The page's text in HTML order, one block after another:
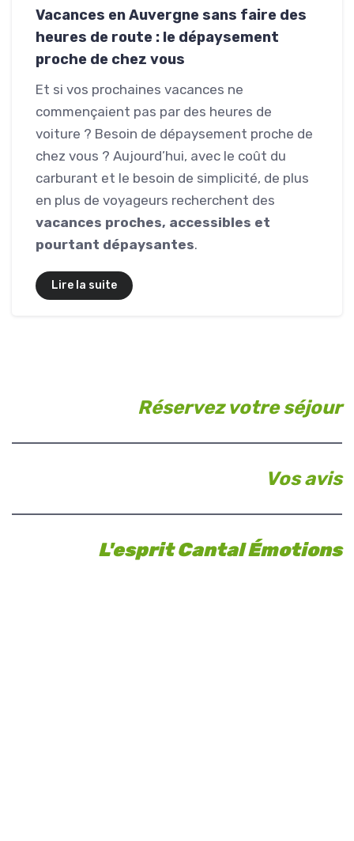
Vacances en Auvergne sans faire des
heures de route : le dépaysement
proche de chez vous
Et si vos prochaines vacances ne
commençaient pas par des heures de
voiture ? Besoin de dépaysement proche de
chez vous ? Aujourd’hui, avec le coût du
carburant et le besoin de simplicité, de plus
en plus de voyageurs recherchent des
vacances proches, accessibles et
pourtant dépaysantes.
Lire la suite
Réservez votre séjour
Vos avis
L'esprit Cantal Émotions